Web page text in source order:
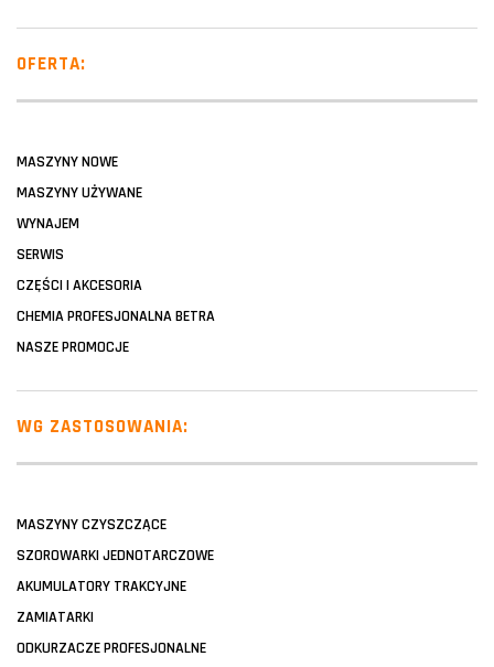
OFERTA:
MASZYNY NOWE
MASZYNY UŻYWANE
WYNAJEM
SERWIS
CZĘŚCI I AKCESORIA
CHEMIA PROFESJONALNA BETRA
NASZE PROMOCJE
WG ZASTOSOWANIA:
MASZYNY CZYSZCZĄCE
SZOROWARKI JEDNOTARCZOWE
AKUMULATORY TRAKCYJNE
ZAMIATARKI
ODKURZACZE PROFESJONALNE